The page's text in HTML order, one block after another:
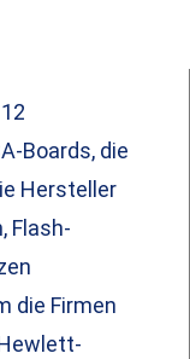
Boards, die
Hersteller
Flash-
die Firmen